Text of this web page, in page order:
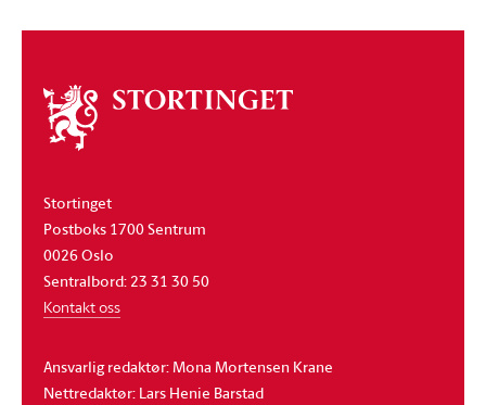
Om
stortinget
Stortinget
Postboks 1700 Sentrum
0026 Oslo
Sentralbord: 23 31 30 50
Kontakt oss
Ansvarlig redaktør: Mona Mortensen Krane
Nettredaktør: Lars Henie Barstad